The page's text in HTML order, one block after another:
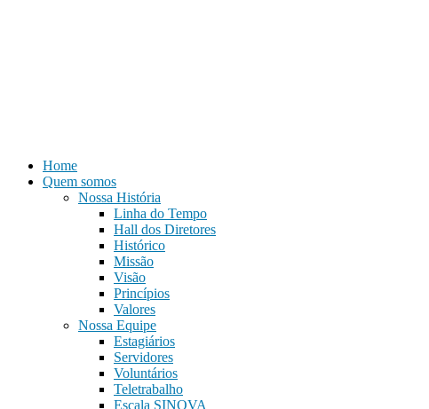
Home
Quem somos
Nossa História
Linha do Tempo
Hall dos Diretores
Histórico
Missão
Visão
Princípios
Valores
Nossa Equipe
Estagiários
Servidores
Voluntários
Teletrabalho
Escala SINOVA